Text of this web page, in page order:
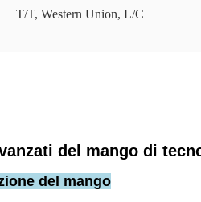
T/T, Western Union, L/C
del mango di
del mango